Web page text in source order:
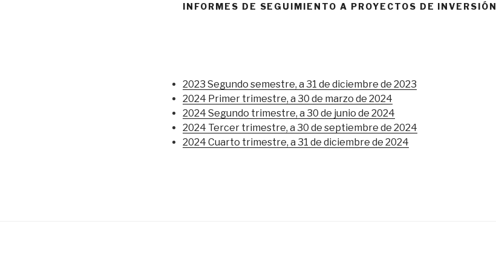
INFORMES DE SEGUIMIENTO A PROYECTOS DE INVERSIÓN
2023 Segundo semestre, a 31 de diciembre de 2023
2024 Primer trimestre, a 30 de marzo de 2024
2024 Segundo trimestre, a 30 de junio de 2024
2024 Tercer trimestre, a 30 de septiembre de 2024
2024 Cuarto trimestre, a 31 de diciembre de 2024